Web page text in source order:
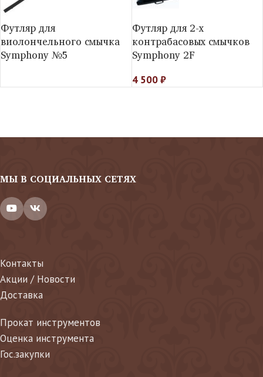
Футляр для
виолончельного смычка
Symphony №5
Футляр для 2-х
контрабасовых смычков
Symphony 2F
4 500₽
МЫ В СОЦИАЛЬНЫХ СЕТЯХ
Контакты
Акции / Новости
Доставка
Прокат инструментов
Оценка инструмента
Гос.закупки